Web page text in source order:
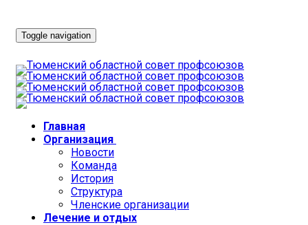
Toggle navigation
Главная
Организация
Новости
Команда
История
Структура
Членские организации
Лечение и отдых